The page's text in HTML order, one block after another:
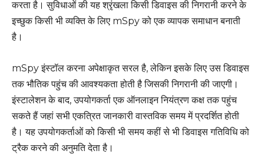
करता है। सुविधाओं की यह श्रृंखला किसी डिवाइस की निगरानी करने के
इच्छुक किसी भी व्यक्ति के लिए mSpy को एक व्यापक समाधान बनाती
है।
mSpy इंस्टॉल करना अपेक्षाकृत सरल है, लेकिन इसके लिए उस डिवाइस
तक भौतिक पहुंच की आवश्यकता होती है जिसकी निगरानी की जाएगी।
इंस्टालेशन के बाद, उपयोगकर्ता एक ऑनलाइन नियंत्रण कक्ष तक पहुंच
सकते हैं जहां सभी एकत्रित जानकारी वास्तविक समय में प्रदर्शित होती
है। यह उपयोगकर्ताओं को किसी भी समय कहीं से भी डिवाइस गतिविधि को
ट्रैक करने की अनुमति देता है।